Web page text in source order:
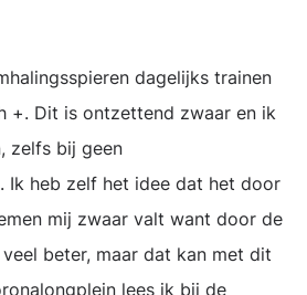
dagelijks trainen
+. Dit is ontzettend zwaar en ik
zelfs bij geen
Ik heb zelf het idee dat het door
mij zwaar valt want door de
beter, maar dat kan met dit
lees ik bij de